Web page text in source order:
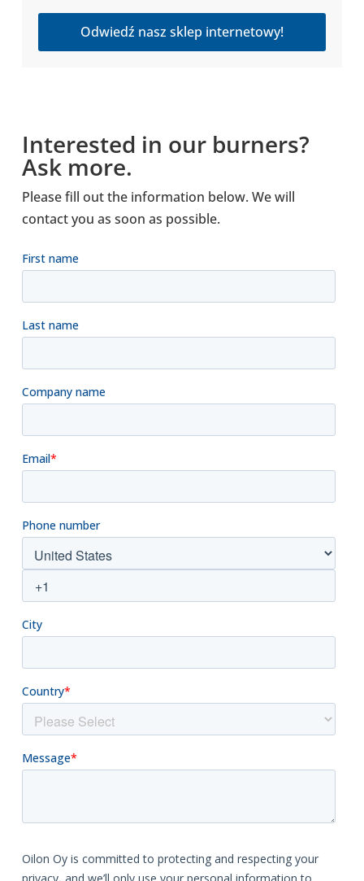
Odwiedź nasz sklep internetowy!
Inte­re­sted in our burners?
Ask more.
Please fill out the infor­ma­tion below. We will
contact you as soon as possi­ble.